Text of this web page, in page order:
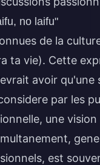
no laifu"
de la
ta vie). Cette
avoir
par les
une
est